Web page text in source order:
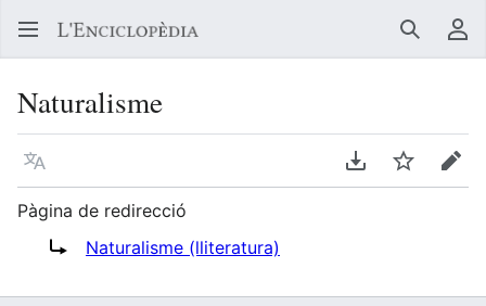
Buscar
Naturalisme
Llegir en un atre idioma Descarregar en
Vigilar
Pàgina de redirecció
Redirigix a:Naturalisme (lliteratura)